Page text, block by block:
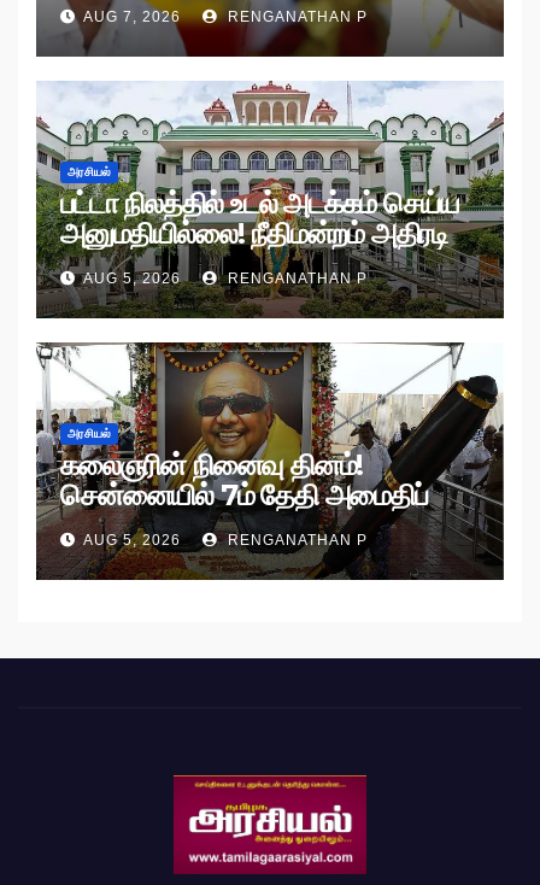
AUG 7, 2026 RENGANATHAN P
அரசியல்
பட்டா நிலத்தில் உடல் அடக்கம் செய்ய
அனுமதியில்லை! நீதிமன்றம் அதிரடி
உத்தரவு!
AUG 5, 2026 RENGANATHAN P
அரசியல்
கலைஞரின் நினைவு தினம்!
சென்னையில் 7ம் தேதி அமைதிப்
பேரணி!
AUG 5, 2026 RENGANATHAN P